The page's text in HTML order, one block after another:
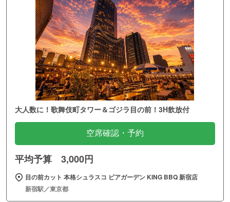
大人数に！歌舞伎町タワー＆ゴジラ目の前！3H飲放付
空席確認・予約
平均予算 3,000円
目の前カット 本格シュラスコ ビアガーデン KING BBQ 新宿店
新宿駅／東京都